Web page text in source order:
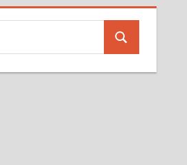
Buscar